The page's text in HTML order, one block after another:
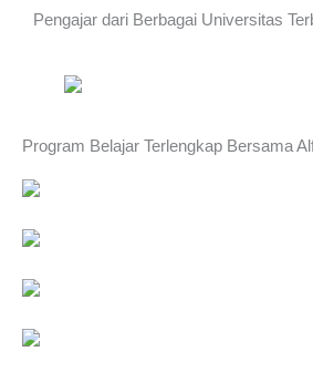
Pengajar dari Berbagai Universitas
Program Belajar Terlengkap Bersama